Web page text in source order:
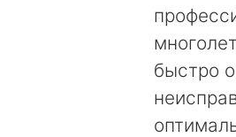
быстро